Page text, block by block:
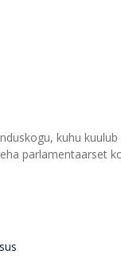
kuhu
parlamentaarset